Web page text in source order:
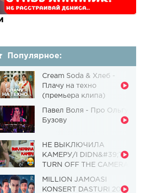
Популярное:
Cream Soda & Хлеб -
Плачу на техно
(премьера клипа)
Павел Воля - Про Ольгу
Бузову
НЕ ВЫКЛЮЧИЛА
КАМЕРУ/I DIDN&#39;T
TURN OFF THE CAMERA
Чудовище] (Выпуск 110)
MILLION JAMOASI
KONSERT DASTURI 2019